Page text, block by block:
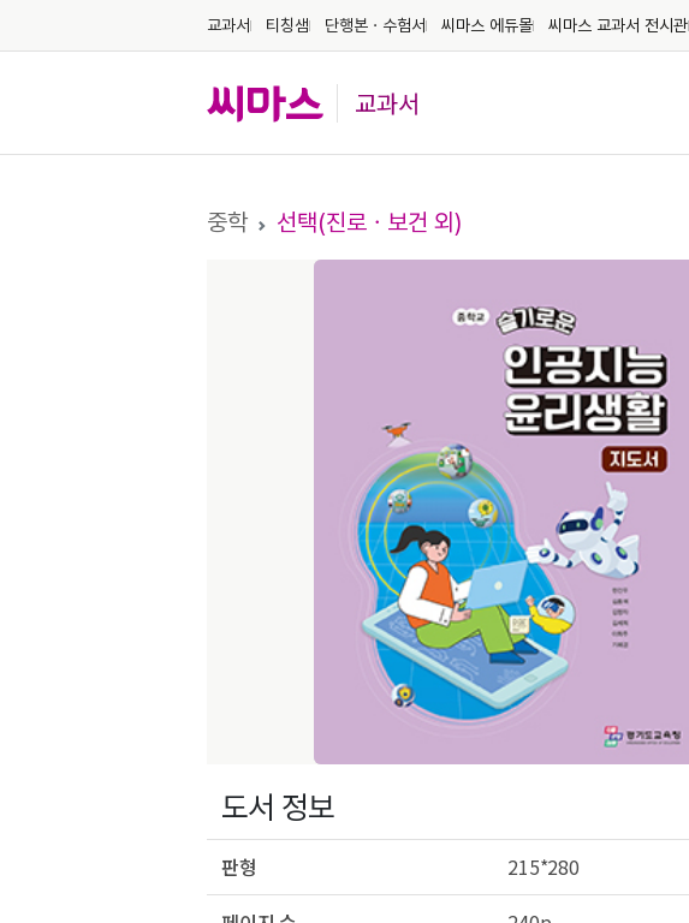
교과서 티칭샘 단행본ㆍ수험서 씨마스 에듀몰 씨마스 교과서 전시관
교과서
중학 선택(진로ㆍ보건 외)
도서 정보
판형 215*280